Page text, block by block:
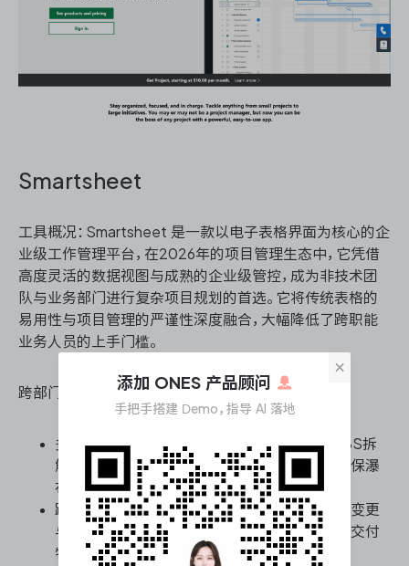
Smartsheet
工具概况：Smartsheet 是一款以电子表格界面为核心的企
业级工作管理平台，在2026年的项目管理生态中，它凭借
高度灵活的数据视图与成熟的企业级管控，成为非技术团
队与业务部门进行复杂项目规划的首选。它将传统表格的
易用性与项目管理的严谨性深度融合，大幅降低了跨职能
业务人员的上手门槛。
跨部门协作瀑布管理能力核心能力：
多层级甘特图与依赖联动：支持跨部门复杂WBS拆
解，任务间前置后置依赖关系自动级联调整，确保瀑
布节点变更时各业务线进度同步响应。
跨域自动化工作流：基于规则触发审批、行状态变更
与邮件通知，打破部门间信息壁垒，实现跨职能交付
物的自动流转与催办。
×
添加 ONES 产品顾问
手把手搭建 Demo，指导 AI 落地